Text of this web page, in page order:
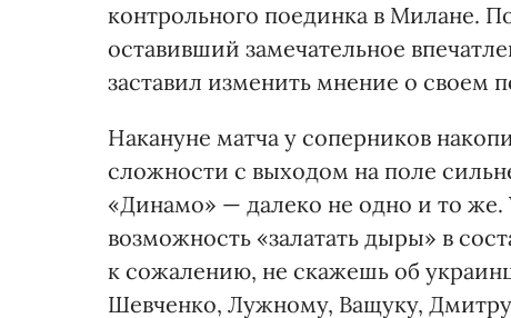
контрольного поединка в Милане.
оставивший замечательное
заставил изменить мнение о своем
Накануне матча у соперников
сложности с выходом на поле
«Динамо» — далеко не одно и то же.
возможность «залатать дыры» в
к сожалению, не скажешь об
Шевченко, Лужному, Ващуку,